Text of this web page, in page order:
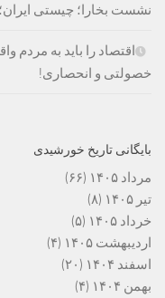
نشست بخارا؛ چیستی
اقتصاد را باید به مردم
خصولتی و انحصاری!
بایگانی تاریخ خورشیدی
مرداد ۱۴۰۵
(۶۶)
تیر ۱۴۰۵
(۸)
خرداد ۱۴۰۵
(۵)
اردیبهشت ۱۴۰۵
(۴)
اسفند ۱۴۰۴
(۲۰)
بهمن ۱۴۰۴
(۴)